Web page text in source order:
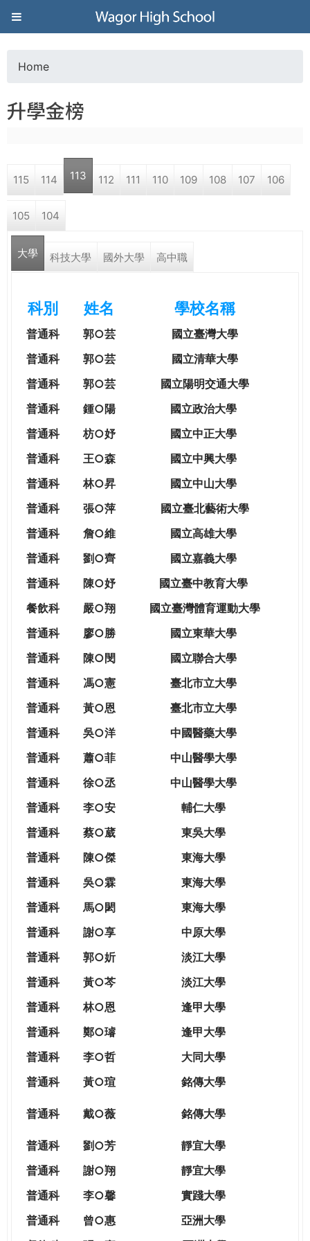
Jump to navigation
葳
格
高
學
WAGOR
TODAY
WORLD
TOMORROW
CITIZENSHIP
o
a
r
e
e
Home
升學金榜
115 114 113 112 111 110 109 108 107 106
105 104
大學 科技大學 國外大學 高中職
科別 姓名 學校名稱
普通科 郭○芸
國立臺灣大學
普通科
郭○芸
國立清華大學
普通科
郭○芸
國立陽明交通大學
普通科
鍾○陽
國立政治大學
普通科
枋○妤
國立中正大學
普通科
王○森
國立中興大學
普通科
林○昇
國立中山大學
普通科
張○萍
國立臺北藝術大學
普通科
詹○維
國立高雄大學
普通科
劉○齊
國立嘉義大學
普通科
陳○妤
國立臺中教育大學
餐飲科
嚴○翔 國立臺灣體育運動大學
普通科
廖○勝
國立東華大學
普通科
陳○閔
國立聯合大學
普通科
馮○憲
臺北市立大學
普通科
黃○恩
臺北市立大學
普通科 吳○洋
中國醫藥大學
普通科
蕭○菲
中山醫學大學
普通科
徐○丞
中山醫學大學
普通科
李○安
輔仁大學
普通科
蔡○葳
東吳大學
普通科
陳○傑
東海大學
普通科
吳○霖
東海大學
普通科
馬○閎
東海大學
普通科
謝○享
中原大學
普通科
郭○妡
淡江大學
普通科
黃○芩
淡江大學
普通科
林○恩
逢甲大學
普通科
鄭○璿
逢甲大學
普通科
李○哲
大同大學
普通科
黃○瑄 銘傳大學
普通科 戴○薇 銘傳大學
普通科 劉○芳
靜宜大學
普通科
謝○翔
靜宜大學
普通科
李○馨
實踐大學
普通科
曾○惠
亞洲大學